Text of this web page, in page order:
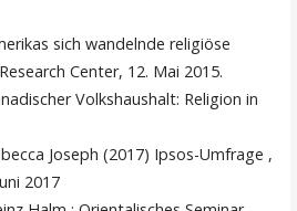
sich wandelnde religiöse
Center, 12. Mai 2015.
Volkshaushalt: Religion in
Joseph (2017) Ipsos-Umfrage ,
2017